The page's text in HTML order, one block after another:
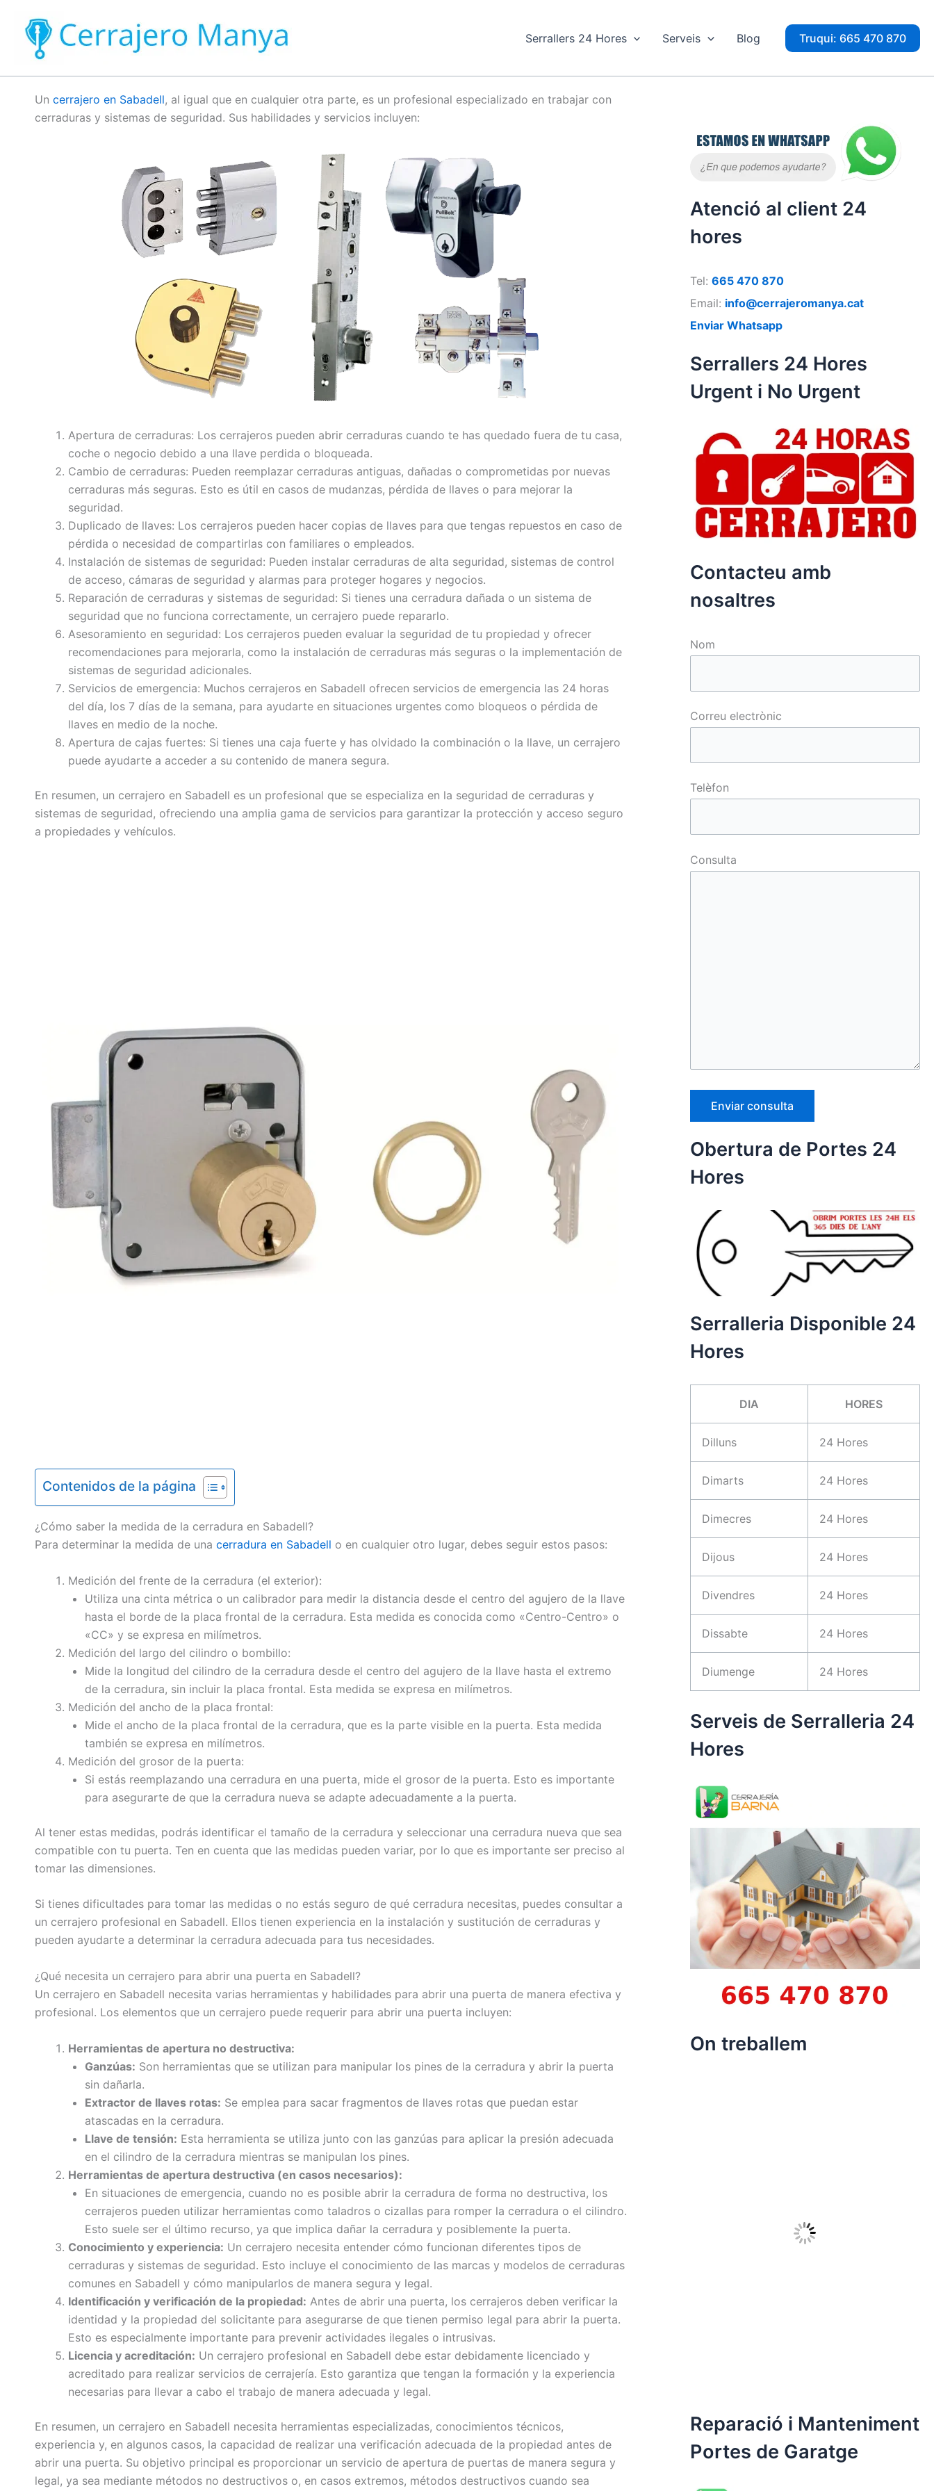
contenido
Serrallers 24 Hores Serveis Blog Truqui: 665 470 870
Un cerrajero en Sabadell, al igual que en cualquier otra parte, es un profesional especializado en trabajar con
cerraduras y sistemas de seguridad. Sus habilidades y servicios incluyen:
Apertura de cerraduras: Los cerrajeros pueden abrir cerraduras cuando te has quedado fuera de tu casa,
coche o negocio debido a una llave perdida o bloqueada.
Cambio de cerraduras: Pueden reemplazar cerraduras antiguas, dañadas o comprometidas por nuevas
cerraduras más seguras. Esto es útil en casos de mudanzas, pérdida de llaves o para mejorar la
seguridad.
Duplicado de llaves: Los cerrajeros pueden hacer copias de llaves para que tengas repuestos en caso de
pérdida o necesidad de compartirlas con familiares o empleados.
Instalación de sistemas de seguridad: Pueden instalar cerraduras de alta seguridad, sistemas de control
de acceso, cámaras de seguridad y alarmas para proteger hogares y negocios.
Reparación de cerraduras y sistemas de seguridad: Si tienes una cerradura dañada o un sistema de
seguridad que no funciona correctamente, un cerrajero puede repararlo.
Asesoramiento en seguridad: Los cerrajeros pueden evaluar la seguridad de tu propiedad y ofrecer
recomendaciones para mejorarla, como la instalación de cerraduras más seguras o la implementación de
sistemas de seguridad adicionales.
Servicios de emergencia: Muchos cerrajeros en Sabadell ofrecen servicios de emergencia las 24 horas
del día, los 7 días de la semana, para ayudarte en situaciones urgentes como bloqueos o pérdida de
llaves en medio de la noche.
Apertura de cajas fuertes: Si tienes una caja fuerte y has olvidado la combinación o la llave, un cerrajero
puede ayudarte a acceder a su contenido de manera segura.
En resumen, un cerrajero en Sabadell es un profesional que se especializa en la seguridad de cerraduras y
sistemas de seguridad, ofreciendo una amplia gama de servicios para garantizar la protección y acceso seguro
a propiedades y vehículos.
Contenidos de la página
¿Cómo saber la medida de la cerradura en Sabadell?
Para determinar la medida de una cerradura en Sabadell o en cualquier otro lugar, debes seguir estos pasos:
Medición del frente de la cerradura (el exterior):
Utiliza una cinta métrica o un calibrador para medir la distancia desde el centro del agujero de la llave
hasta el borde de la placa frontal de la cerradura. Esta medida es conocida como «Centro-Centro» o
«CC» y se expresa en milímetros.
Medición del largo del cilindro o bombillo:
Mide la longitud del cilindro de la cerradura desde el centro del agujero de la llave hasta el extremo
de la cerradura, sin incluir la placa frontal. Esta medida se expresa en milímetros.
Medición del ancho de la placa frontal:
Mide el ancho de la placa frontal de la cerradura, que es la parte visible en la puerta. Esta medida
también se expresa en milímetros.
Medición del grosor de la puerta:
Si estás reemplazando una cerradura en una puerta, mide el grosor de la puerta. Esto es importante
para asegurarte de que la cerradura nueva se adapte adecuadamente a la puerta.
Al tener estas medidas, podrás identificar el tamaño de la cerradura y seleccionar una cerradura nueva que sea
compatible con tu puerta. Ten en cuenta que las medidas pueden variar, por lo que es importante ser preciso al
tomar las dimensiones.
Si tienes dificultades para tomar las medidas o no estás seguro de qué cerradura necesitas, puedes consultar a
un cerrajero profesional en Sabadell. Ellos tienen experiencia en la instalación y sustitución de cerraduras y
pueden ayudarte a determinar la cerradura adecuada para tus necesidades.
¿Qué necesita un cerrajero para abrir una puerta en Sabadell?
Un cerrajero en Sabadell necesita varias herramientas y habilidades para abrir una puerta de manera efectiva y
profesional. Los elementos que un cerrajero puede requerir para abrir una puerta incluyen:
Herramientas de apertura no destructiva:
Ganzúas: Son herramientas que se utilizan para manipular los pines de la cerradura y abrir la puerta
sin dañarla.
Extractor de llaves rotas: Se emplea para sacar fragmentos de llaves rotas que puedan estar
atascadas en la cerradura.
Llave de tensión: Esta herramienta se utiliza junto con las ganzúas para aplicar la presión adecuada
en el cilindro de la cerradura mientras se manipulan los pines.
Herramientas de apertura destructiva (en casos necesarios):
En situaciones de emergencia, cuando no es posible abrir la cerradura de forma no destructiva, los
cerrajeros pueden utilizar herramientas como taladros o cizallas para romper la cerradura o el cilindro.
Esto suele ser el último recurso, ya que implica dañar la cerradura y posiblemente la puerta.
Conocimiento y experiencia: Un cerrajero necesita entender cómo funcionan diferentes tipos de
cerraduras y sistemas de seguridad. Esto incluye el conocimiento de las marcas y modelos de cerraduras
comunes en Sabadell y cómo manipularlos de manera segura y legal.
Identificación y verificación de la propiedad: Antes de abrir una puerta, los cerrajeros deben verificar la
identidad y la propiedad del solicitante para asegurarse de que tienen permiso legal para abrir la puerta.
Esto es especialmente importante para prevenir actividades ilegales o intrusivas.
Licencia y acreditación: Un cerrajero profesional en Sabadell debe estar debidamente licenciado y
acreditado para realizar servicios de cerrajería. Esto garantiza que tengan la formación y la experiencia
necesarias para llevar a cabo el trabajo de manera adecuada y legal.
En resumen, un cerrajero en Sabadell necesita herramientas especializadas, conocimientos técnicos,
experiencia y, en algunos casos, la capacidad de realizar una verificación adecuada de la propiedad antes de
abrir una puerta. Su objetivo principal es proporcionar un servicio de apertura de puertas de manera segura y
legal, ya sea mediante métodos no destructivos o, en casos extremos, métodos destructivos cuando sea
Atenció al client 24
hores
Tel: 665 470 870
Email: info@cerrajeromanya.cat
Enviar Whatsapp
Serrallers 24 Hores
Urgent i No Urgent
Contacteu amb
nosaltres
Nom
Correu electrònic
Telèfon
Consulta
Obertura de Portes 24
Hores
Serralleria Disponible 24
Hores
DIA HORES
Dilluns 24 Hores
Dimarts 24 Hores
Dimecres 24 Hores
Dijous 24 Hores
Divendres 24 Hores
Dissabte 24 Hores
Diumenge 24 Hores
Serveis de Serralleria 24
Hores
On treballem
Reparació i Manteniment
Portes de Garatge